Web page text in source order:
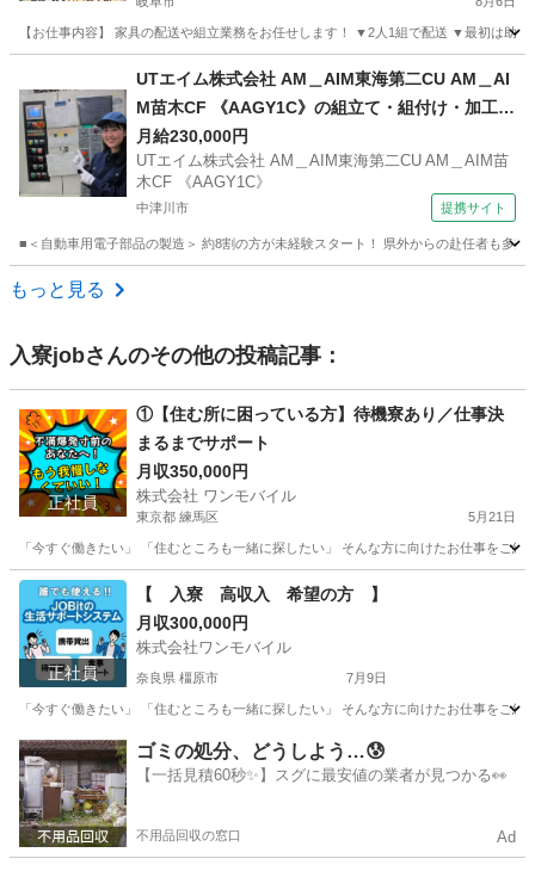
【お仕事内容】 家具の配送や組立業務をお任せします！ ▼2人1組で配送 ▼最初は
未経験
UTエイム株式会社 AM＿AIM東海第二CU AM＿AI
M苗木CF 《AAGY1C》の組立て・組付け・加工・
マシン操作・検査・部品運搬 【即日勤務OK】
月給230,000円
UTエイム株式会社 AM＿AIM東海第二CU AM＿AIM苗
木CF 《AAGY1C》
中津川市 提携サイト
■＜自動車用電子部品の製造＞ 約8割の方が未経験スタート！ 県外からの赴任者も多
岐阜 中津川市
もっと見る
入寮jobさんのその他の投稿記事：
正社員
①【住む所に困っている方】待機寮あり／仕事決
まるまでサポート
月収350,000円
株式会社 ワンモバイル
東京都 練馬区 5月21日
「今すぐ働きたい」 「住むところも一緒に探したい」 そんな方に向けたお仕事をご
東京 練馬区 物流 未経験
正社員
【 入寮 高収入 希望の方 】
月収300,000円
株式会社ワンモバイル
奈良県 橿原市 7月9日
「今すぐ働きたい」 「住むところも一緒に探したい」 そんな方に向けたお仕事をご
奈良 橿原市 物流 未経験
ゴミの処分、どうしよう…😰
【一括見積60秒✨】スグに最安値の業者が見つかる👀
不用品回収の窓口 Ad